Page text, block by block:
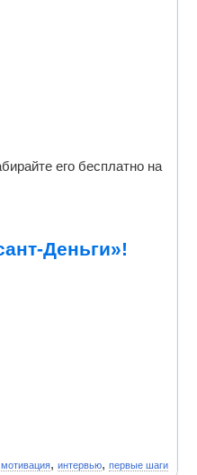
его бесплатно на
Деньги»!
мотивация, интервью, первые шаги